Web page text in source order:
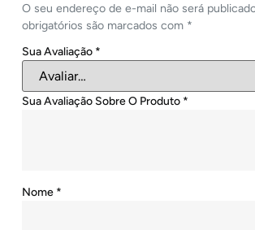
O seu endereço de e-mail não será
obrigatórios são marcados com *
Sua Avaliação *
Sua Avaliação Sobre O Produto *
Nome *